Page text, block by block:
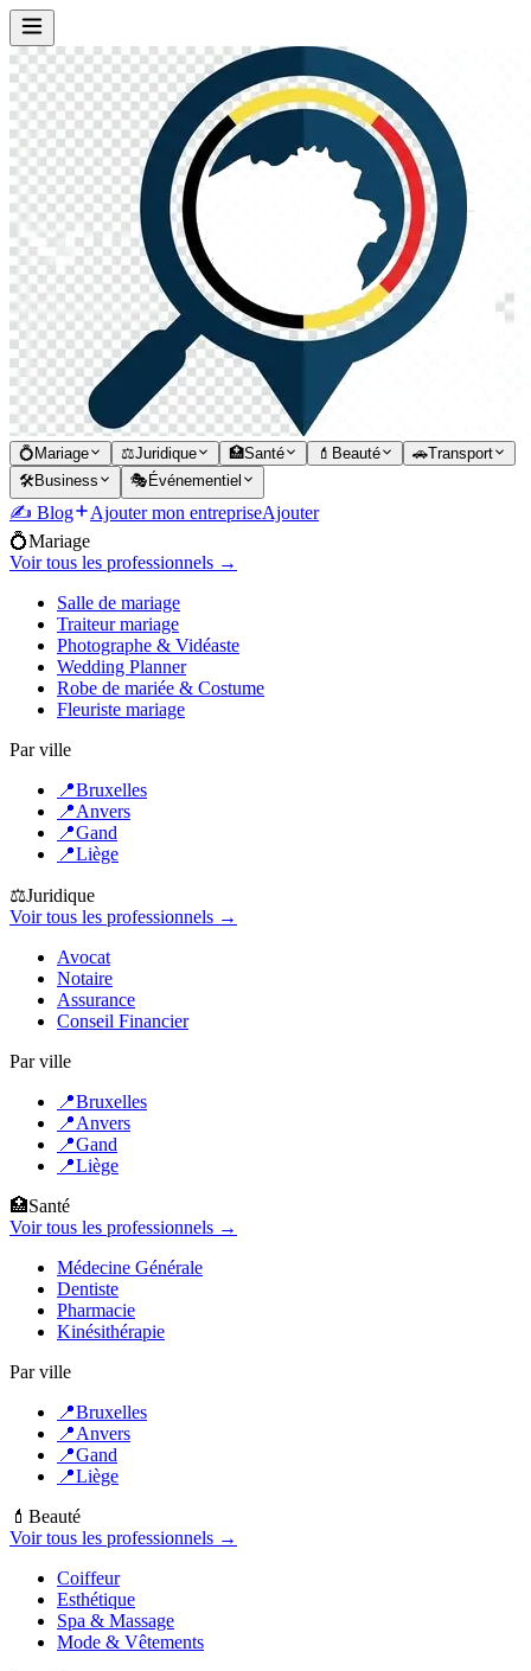
💍 Mariage ⚖️Juridique 🏥Santé 💄 Beauté 🚗Transport
🛠️Business 🎭 Événementiel
✍️ Blog Ajouter mon entrepriseAjouter
💍Mariage
Voir tous les professionnels →
Salle de mariage
Traiteur mariage
Photographe & Vidéaste
Wedding Planner
Robe de mariée & Costume
Fleuriste mariage
Par ville
📍Bruxelles
📍Anvers
📍Gand
📍Liège
⚖️Juridique
Voir tous les professionnels →
Avocat
Notaire
Assurance
Conseil Financier
Par ville
📍Bruxelles
📍Anvers
📍Gand
📍Liège
🏥Santé
Voir tous les professionnels →
Médecine Générale
Dentiste
Pharmacie
Kinésithérapie
Par ville
📍Bruxelles
📍Anvers
📍Gand
📍Liège
💄 Beauté
Voir tous les professionnels →
Coiffeur
Esthétique
Spa & Massage
Mode & Vêtements